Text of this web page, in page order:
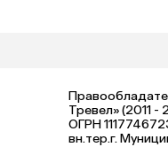
Тревел» (2011
ОГРН
вн.тер.г.